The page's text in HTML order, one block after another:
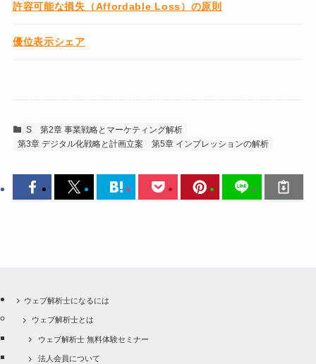
許容可能な損失（Affordable Loss）の原則
優位表示シェア
S
第2章 事業戦略とマーケティング解析
第3章 デジタル化戦略と計画立案
第5章 インプレッションの解析
ウェブ解析士になるには
ウェブ解析士とは
ウェブ解析士 無料体験セミナー
法人会員について